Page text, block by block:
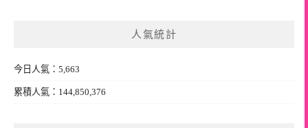
人氣統計
今日人氣：5,663
累積人氣：144,850,376